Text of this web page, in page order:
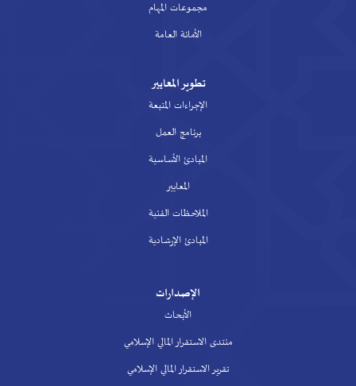
مجموعات المهام
الأمانة العامة
تطوير المعايير
الإجراءات المتبعة
برنامج العمل
المبادئ الأساسية
المعايير
الملاحظات الفنية
المبادئ الإرشادية
الإصدارات
الأبحاث
منتدى الاستقرار المالي الإسلامي
تقرير الاستقرار المالي الإسلامي